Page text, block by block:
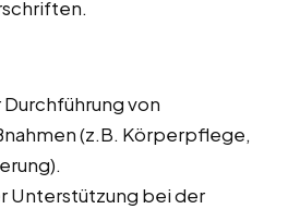
von
(z.B. Körperpflege,
Unterstützung bei der